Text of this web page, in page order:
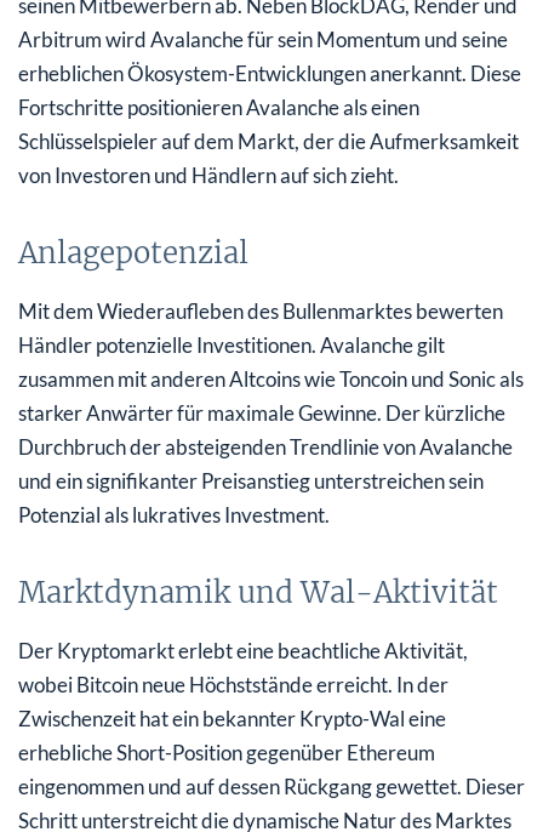
seinen Mitbewerbern ab. Neben BlockDAG, Render und
Arbitrum wird Avalanche für sein Momentum und seine
erheblichen Ökosystem-Entwicklungen anerkannt. Diese
Fortschritte positionieren Avalanche als einen
Schlüsselspieler auf dem Markt, der die Aufmerksamkeit
von Investoren und Händlern auf sich zieht.
Anlagepotenzial
Mit dem Wiederaufleben des Bullenmarktes bewerten
Händler potenzielle Investitionen. Avalanche gilt
zusammen mit anderen Altcoins wie Toncoin und Sonic als
starker Anwärter für maximale Gewinne. Der kürzliche
Durchbruch der absteigenden Trendlinie von Avalanche
und ein signifikanter Preisanstieg unterstreichen sein
Potenzial als lukratives Investment.
Marktdynamik und Wal-Aktivität
Der Kryptomarkt erlebt eine beachtliche Aktivität,
wobei Bitcoin neue Höchststände erreicht. In der
Zwischenzeit hat ein bekannter Krypto-Wal eine
erhebliche Short-Position gegenüber Ethereum
eingenommen und auf dessen Rückgang gewettet. Dieser
Schritt unterstreicht die dynamische Natur des Marktes